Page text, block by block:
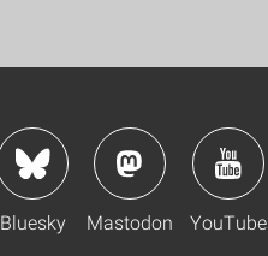
Bluesky Mastodon YouTube